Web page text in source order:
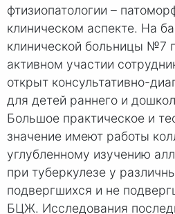
фтизиопатологии –
клиническом аспекте. На
клинической больницы №7
активном участии
открыт консультативно-
для детей раннего и
Большое практическое и
значение имеют работы
углубленному изучению
при туберкулезе у
подвергшихся и не
БЦЖ. Исследования